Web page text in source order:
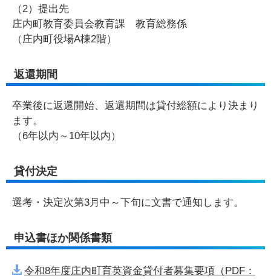
（2）提出先
庄内町教育委員会教育課 教育総務係
（庄内町役場A棟2階）
返還期間
卒業後に返還開始、返還期間は貸付総額により決まり
ます。
（6年以内～10年以内）
貸付決定
選考・決定次第3月中～下旬に文書で通知します。
申込書ほか関係書類
令和8年度庄内町育英資金貸付者募集要項（PDF：